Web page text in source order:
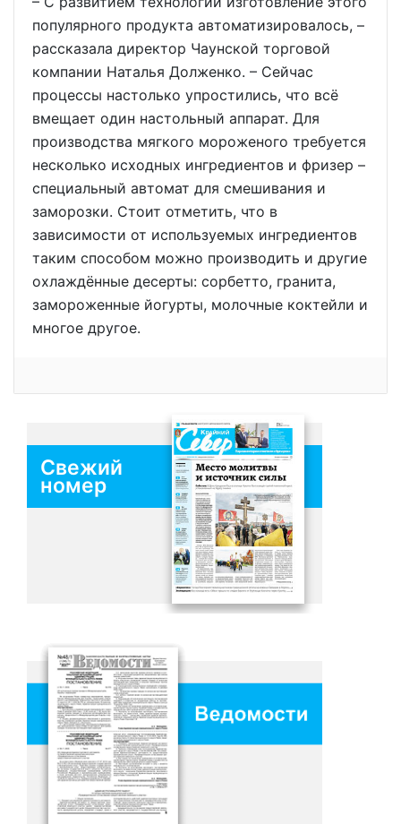
популярного продукта автоматизировалось, –
рассказала директор Чаунской торговой
компании Наталья Долженко. – Сейчас
процессы настолько упростились, что всё
вмещает один настольный аппарат. Для
производства мягкого мороженого требуется
несколько исходных ингредиентов и фризер –
специальный автомат для смешивания и
заморозки. Стоит отметить, что в
зависимости от используемых ингредиентов
таким способом можно производить и другие
охлаждённые десерты: сорбетто, гранита,
замороженные йогурты, молочные коктейли и
многое другое.
Свежий
номер